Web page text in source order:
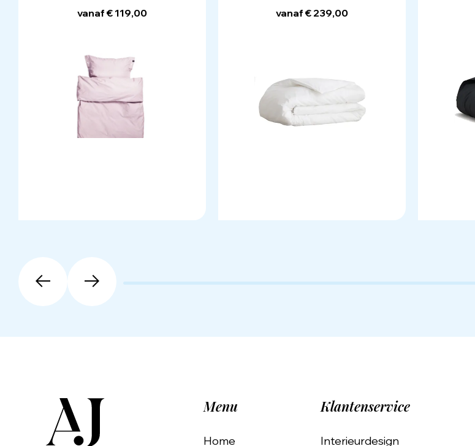
vanaf € 119,00 vanaf € 239,00
Menu
Home
Klantenservice
Interieurdesign